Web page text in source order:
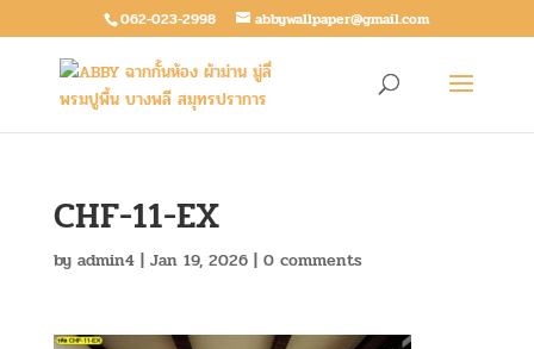
062-023-2998 abbywallpaper@gmail.com
CHF-11-EX
by admin4| Jan 19, 2026| 0 comments